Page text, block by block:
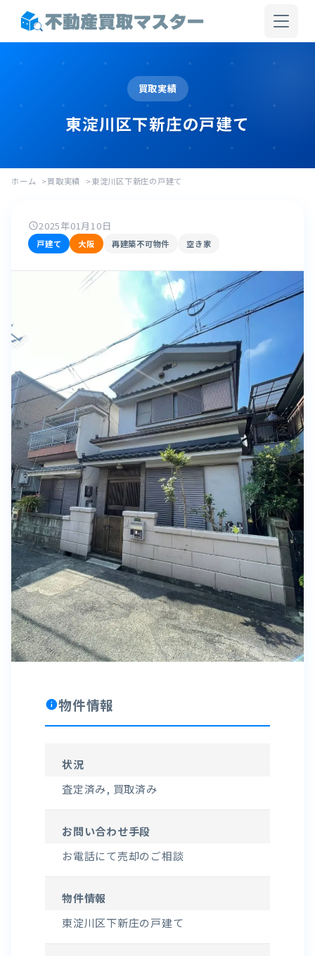
買取実績
東淀川区下新庄の戸建て
ホーム 買取実績 東淀川区下新庄の戸建て
schedule2025年01月10日
戸建て 大阪 再建築不可物件 空き家
info物件情報
状況
査定済み, 買取済み
お問い合わせ手段
お電話にて売却のご相談
物件情報
東淀川区下新庄の戸建て